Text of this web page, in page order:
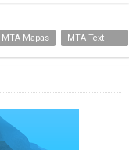
MTA-Mapas MTA-Texturas